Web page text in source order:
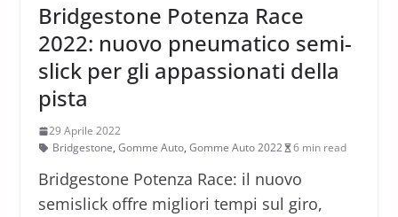
Bridgestone Potenza Race
2022: nuovo pneumatico semi-
slick per gli appassionati della
pista
29 Aprile 2022
Bridgestone, Gomme Auto, Gomme Auto 2022 6 min read
Bridgestone Potenza Race: il nuovo
semislick offre migliori tempi sul giro,